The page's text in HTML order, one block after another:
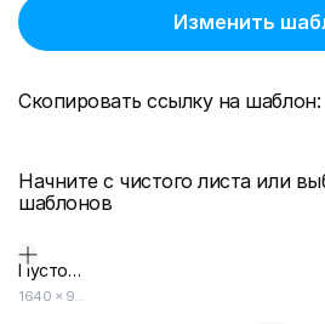
Изменить
Скопировать ссылку на шаблон:
Начните с чистого листа или
шаблонов
Пустой дизайн-макет
1640 × 924